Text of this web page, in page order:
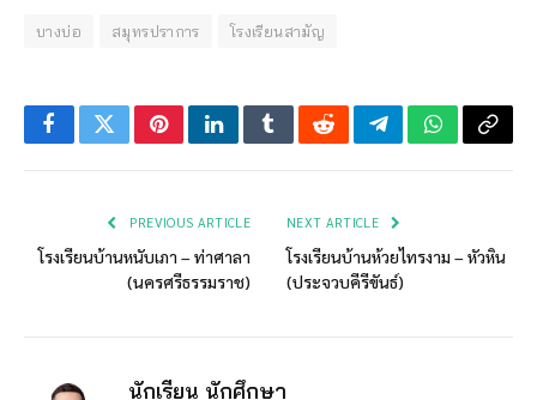
บางบ่อ สมุทรปราการ โรงเรียนสามัญ
FacebookTwitterPinterestLinkedInTumblrRedditTelegramWhatsApp
Copy
PREVIOUS ARTICLE
โรงเรียนบ้านหนับเภา – ท่าศาลา
(นครศรีธรรมราช)
NEXT ARTICLE
โรงเรียนบ้านห้วยไทรงาม – หัวหิน
(ประจวบคีรีขันธ์)
นักเรียน นักศึกษา